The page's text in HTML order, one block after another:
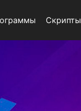
Скрипты